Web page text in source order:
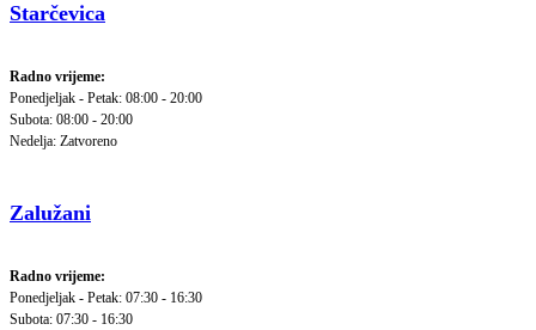
Starčevica
Radno vrijeme:
Ponedjeljak - Petak: 08:00 - 20:00
Subota: 08:00 - 20:00
Nedelja: Zatvoreno
Zalužani
Radno vrijeme:
Ponedjeljak - Petak: 07:30 - 16:30
Subota: 07:30 - 16:30